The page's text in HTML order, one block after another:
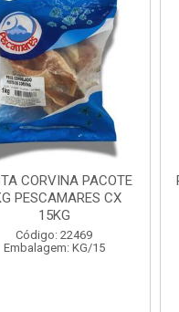
ESPALMADA
PACOTE1KG
CX 15KG
Código: 22472
Embalagem: KG/15